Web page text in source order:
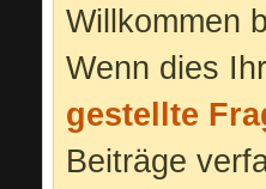
Willkommen
Wenn dies
gestellte
Beiträge